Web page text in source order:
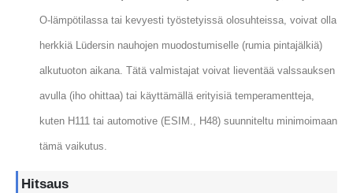
O-lämpötilassa tai kevyesti työstetyissä olosuhteissa, voivat olla
herkkiä Lüdersin nauhojen muodostumiselle (rumia pintajälkiä)
alkutuoton aikana. Tätä valmistajat voivat lieventää valssauksen
avulla (iho ohittaa) tai käyttämällä erityisiä temperamentteja,
kuten H111 tai automotive (ESIM., H48) suunniteltu minimoimaan
tämä vaikutus.
Hitsaus